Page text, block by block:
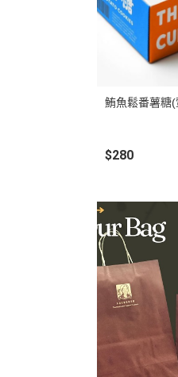
鮪魚鬆番薯糖(
$280